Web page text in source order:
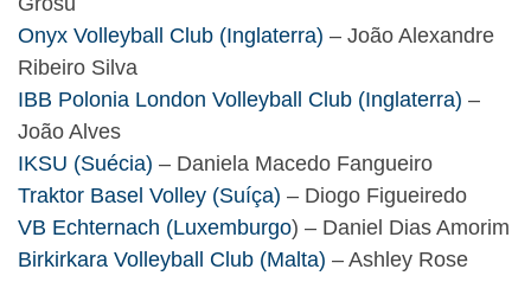
Onyx Volleyball Club (Inglaterra) – João Alexandre
Ribeiro Silva
IBB Polonia London Volleyball Club (Inglaterra) –
João Alves
IKSU (Suécia) – Daniela Macedo Fangueiro
Traktor Basel Volley (Suíça) – Diogo Figueiredo
VB Echternach (Luxemburgo) – Daniel Dias Amorim
Birkirkara Volleyball Club (Malta) – Ashley Rose